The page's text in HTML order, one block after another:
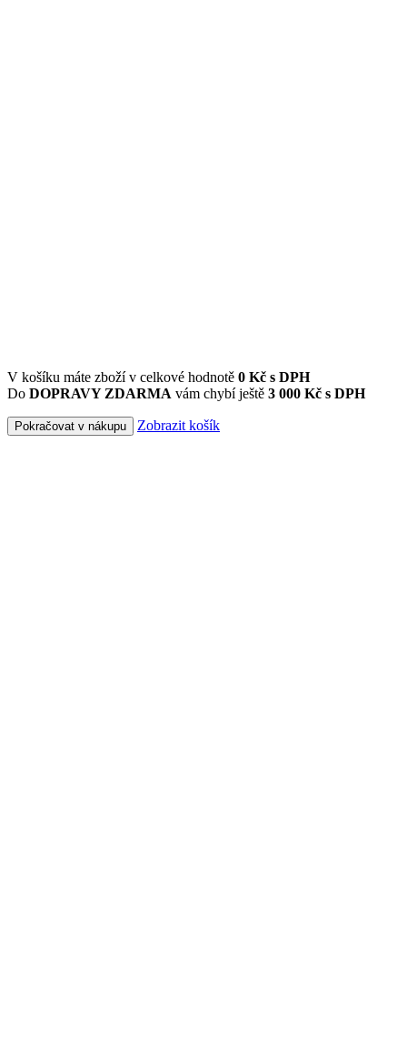
V košíku máte zboží v celkové hodnotě 0 Kč s DPH
Do DOPRAVY ZDARMA vám chybí ještě 3 000 Kč s DPH
Pokračovat v nákupu Zobrazit košík